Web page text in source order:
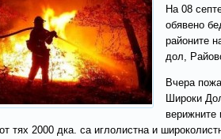
На 08
обявено
районите
дол,
Вчера
Широки
тях 2000 дка. са иглолистна и